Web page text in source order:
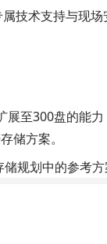
技术支持与现场
至300盘的能
储方案。
规划中的参考方